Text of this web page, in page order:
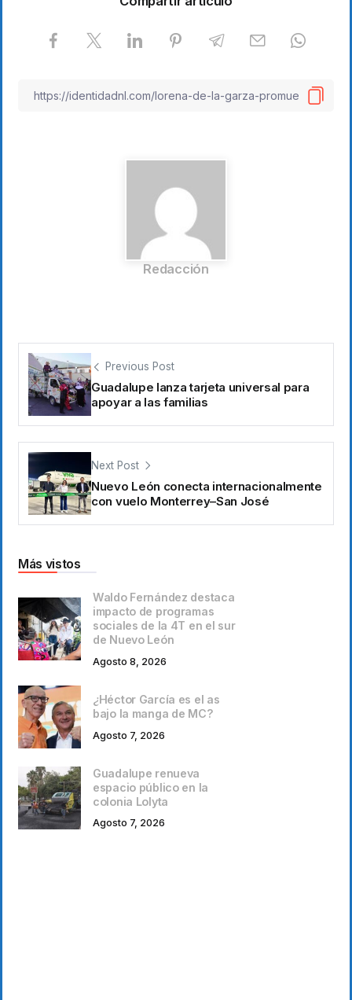
Redacción
Previous Post
Guadalupe lanza tarjeta universal para
apoyar a las familias
Next Post
Nuevo León conecta internacionalmente
con vuelo Monterrey–San José
Más vistos
Waldo Fernández destaca
impacto de programas
sociales de la 4T en el sur
de Nuevo León
Agosto 8, 2026
¿Héctor García es el as
bajo la manga de MC?
Agosto 7, 2026
Guadalupe renueva
espacio público en la
colonia Lolyta
Agosto 7, 2026